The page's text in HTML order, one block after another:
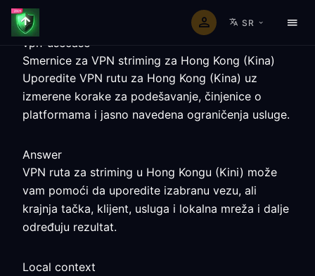
SR
vpn-usecase
Smernice za VPN striming za Hong Kong (Kina)
Uporedite VPN rutu za Hong Kong (Kina) uz
izmerene korake za podešavanje, činjenice o
platformama i jasno navedena ograničenja usluge.
Answer
VPN ruta za striming u Hong Kongu (Kini) može
vam pomoći da uporedite izabranu vezu, ali
krajnja tačka, klijent, usluga i lokalna mreža i dalje
određuju rezultat.
Local context